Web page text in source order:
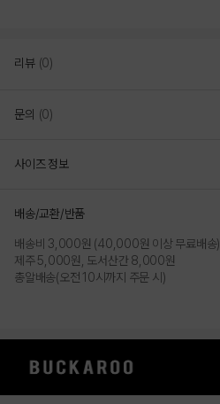
리뷰 (0)
문의 (0)
사이즈 정보
배송/교환/반품
배송비 3,000원 (40,000원 이상 무료배송)
제주 5,000원, 도서산간 8,000원
총알배송(오전 10시까지 주문 시)